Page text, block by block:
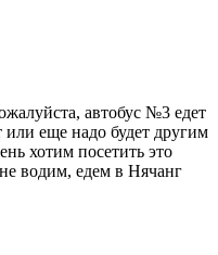
автобус №3 едет
еще надо будет другим
хотим посетить это
водим, едем в Нячанг